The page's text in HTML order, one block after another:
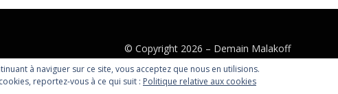
© Copyright 2026 – Demain Malakoff
Canyon Theme byDesignCanyon ⋅Powered by
à naviguer sur ce site, vous acceptez que nous en utilisions.
reportez-vous à ce qui suit : Politique relative aux cookies